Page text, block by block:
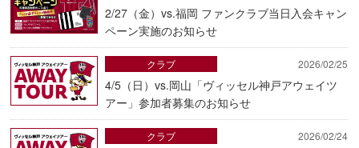
2/27（金）vs.福岡 ファンクラブ当日入会キャン
ペーン実施のお知らせ
2026/02/25
4/5（日）vs.岡山「ヴィッセル神戸アウェイツ
アー」参加者募集のお知らせ
クラブ
2026/02/24
クラブ